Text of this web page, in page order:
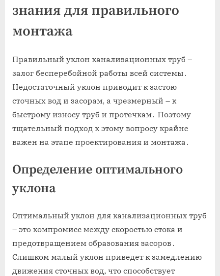
знания для правильного
монтажа
Правильный уклон канализационных труб –
залог бесперебойной работы всей системы․
Недостаточный уклон приводит к застою
сточных вод и засорам, а чрезмерный – к
быстрому износу труб и протечкам․ Поэтому
тщательный подход к этому вопросу крайне
важен на этапе проектирования и монтажа․
Определение оптимального
уклона
Оптимальный уклон для канализационных труб
– это компромисс между скоростью стока и
предотвращением образования засоров․
Слишком малый уклон приведет к замедлению
движения сточных вод, что способствует